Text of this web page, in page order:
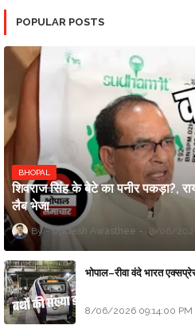
POPULAR POSTS
BHOPAL
शिवराज सिंह के बेटे का पनीर पकड़ा?,
लैब भेजा
Updesh Awasthee 8/06/
भोपाल–रीवा वंदे भारत
8/06/2026 09:14:00 PM